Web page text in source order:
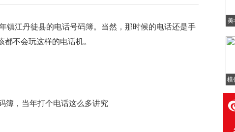
镇江丹徒县的电话号码簿。当然，那时候的电话还是手
不会玩这样的电话机。
美
模